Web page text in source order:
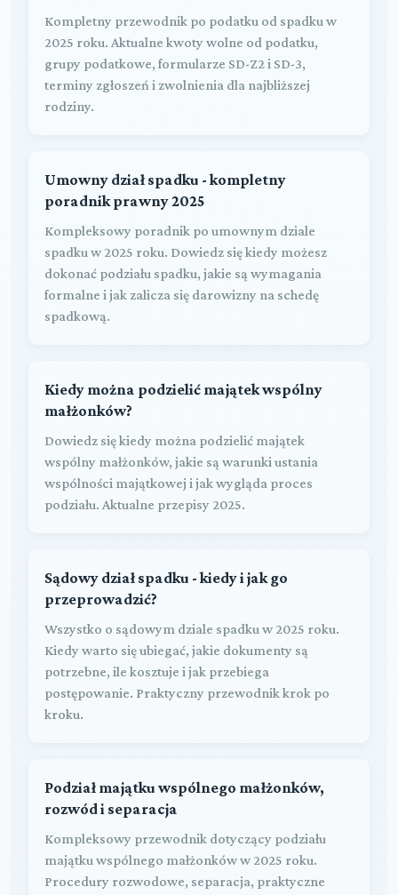
Kompletny przewodnik po podatku od spadku w
2025 roku. Aktualne kwoty wolne od podatku,
grupy podatkowe, formularze SD-Z2 i SD-3,
terminy zgłoszeń i zwolnienia dla najbliższej
rodziny.
Umowny dział spadku - kompletny
poradnik prawny 2025
Kompleksowy poradnik po umownym dziale
spadku w 2025 roku. Dowiedz się kiedy możesz
dokonać podziału spadku, jakie są wymagania
formalne i jak zalicza się darowizny na schedę
spadkową.
Kiedy można podzielić majątek wspólny
małżonków?
Dowiedz się kiedy można podzielić majątek
wspólny małżonków, jakie są warunki ustania
wspólności majątkowej i jak wygląda proces
podziału. Aktualne przepisy 2025.
Sądowy dział spadku - kiedy i jak go
przeprowadzić?
Wszystko o sądowym dziale spadku w 2025 roku.
Kiedy warto się ubiegać, jakie dokumenty są
potrzebne, ile kosztuje i jak przebiega
postępowanie. Praktyczny przewodnik krok po
kroku.
Podział majątku wspólnego małżonków,
rozwód i separacja
Kompleksowy przewodnik dotyczący podziału
majątku wspólnego małżonków w 2025 roku.
Procedury rozwodowe, separacja, praktyczne